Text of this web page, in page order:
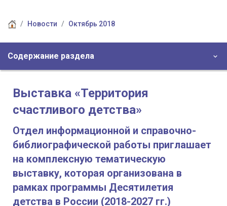
Новости Октябрь 2018
Содержание раздела
Выставка «Территория
счастливого детства»
Отдел информационной и справочно-
библиографической работы приглашает
на комплексную тематическую
выставку, которая организована в
рамках программы Десятилетия
детства в России (2018-2027 гг.)